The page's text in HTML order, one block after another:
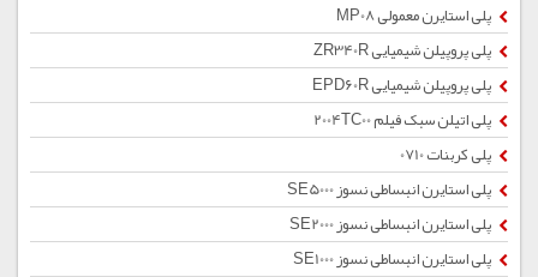
پلی استایرن معمولی MP08
پلی پروپیلن شیمیایی ZR340R
پلی پروپیلن شیمیایی EPD60R
پلی اتیلن سبک فیلم 2004TC00
پلی کربنات 0710
پلی استایرن انبساطی نسوز SE5000
پلی استایرن انبساطی نسوز SE2000
پلی استایرن انبساطی نسوز SE1000